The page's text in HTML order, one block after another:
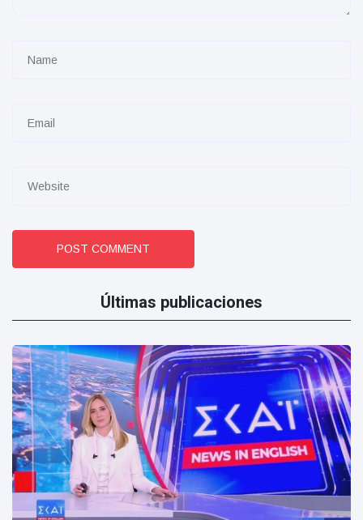
POST COMMENT
Últimas publicaciones